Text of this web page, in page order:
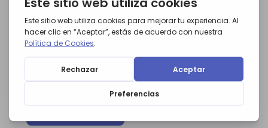
Guía para crear un blog de éxito